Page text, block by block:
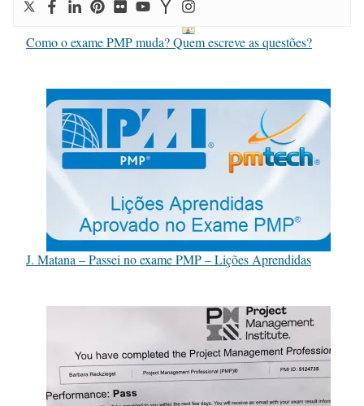
Como o exame PMP muda? Quem escreve as questões?
J. Matana – Passei no exame PMP – Lições Aprendidas